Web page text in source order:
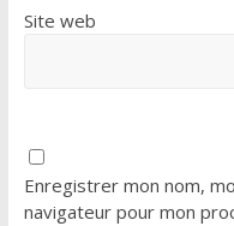
Site web
Enregistrer mon nom,
navigateur pour mon